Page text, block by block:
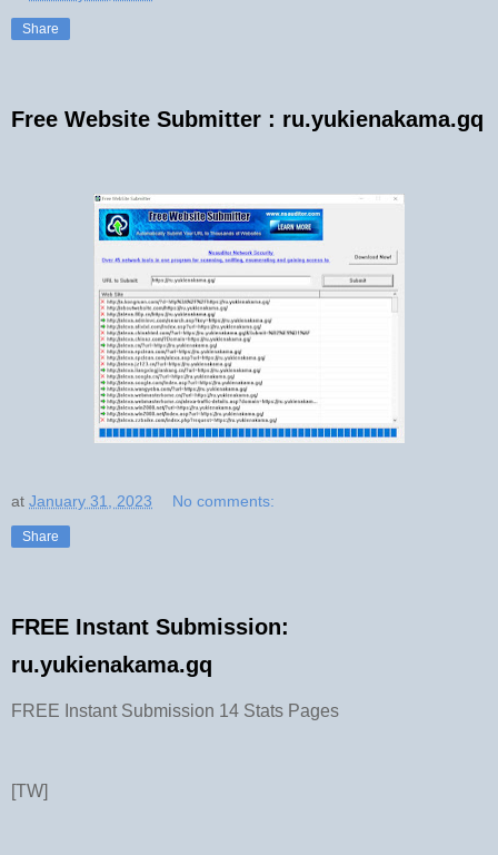
Share
Free Website Submitter : ru.yukienakama.gq
at January 31, 2023 No comments:
Share
FREE Instant Submission:
ru.yukienakama.gq
FREE Instant Submission 14 Stats Pages
[TW]